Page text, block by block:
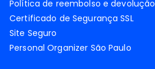
Política de reembolso e devolução
Certificado de Segurança SSL
Site Seguro
Personal Organizer São Paulo